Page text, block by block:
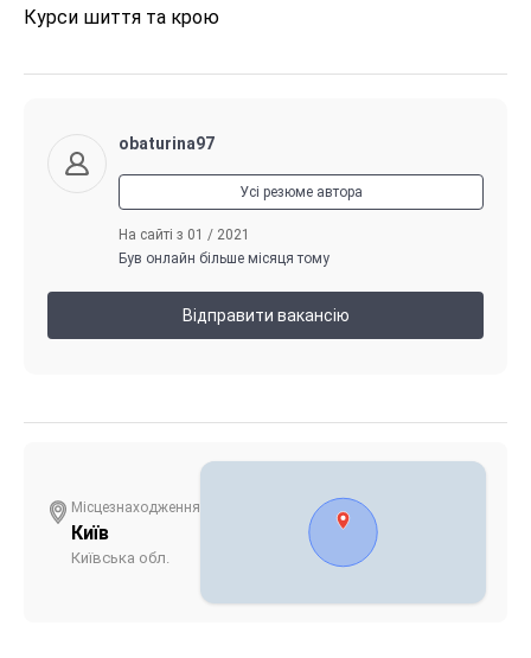
Курси шиття та крою
obaturina97
Усі резюме автора
На сайті з 01 / 2021
Був онлайн більше місяця тому
Відправити вакансію
Місцезнаходження
Київ
Київська обл.